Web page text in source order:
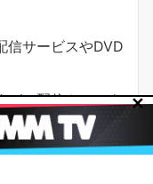
信サービスやDVD
が、配信やレンタ
強みです。
✕